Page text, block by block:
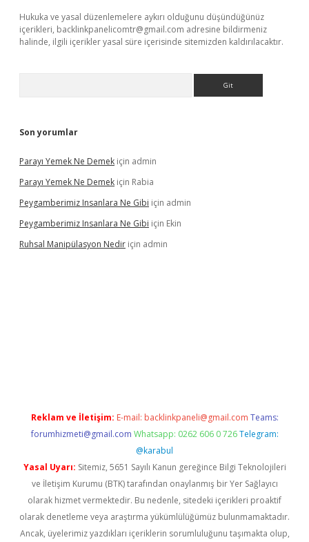
Hukuka ve yasal düzenlemelere aykırı olduğunu düşündüğünüz
içerikleri, backlinkpanelicomtr@gmail.com adresine bildirmeniz
halinde, ilgili içerikler yasal süre içerisinde sitemizden kaldırılacaktır.
Son yorumlar
Parayı Yemek Ne Demek için admin
Parayı Yemek Ne Demek için Rabia
Peygamberimiz Insanlara Ne Gibi için admin
Peygamberimiz Insanlara Ne Gibi için Ekin
Ruhsal Manipülasyon Nedir için admin
Reklam ve İletişim: E-mail: backlinkpaneli@gmail.com Teams:
forumhizmeti@gmail.com Whatsapp: 0262 606 0 726 Telegram:
@karabul
Yasal Uyarı: Sitemiz, 5651 Sayılı Kanun gereğince Bilgi Teknolojileri
ve İletişim Kurumu (BTK) tarafından onaylanmış bir Yer Sağlayıcı
olarak hizmet vermektedir. Bu nedenle, sitedeki içerikleri proaktif
olarak denetleme veya araştırma yükümlülüğümüz bulunmamaktadır.
Ancak, üyelerimiz yazdıkları içeriklerin sorumluluğunu taşımakta olup,